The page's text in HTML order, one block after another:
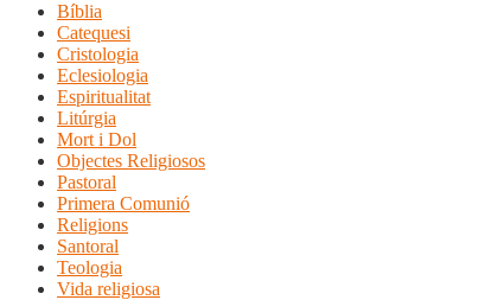
Bíblia
Catequesi
Cristologia
Eclesiologia
Espiritualitat
Litúrgia
Mort i Dol
Objectes Religiosos
Pastoral
Primera Comunió
Religions
Santoral
Teologia
Vida religiosa